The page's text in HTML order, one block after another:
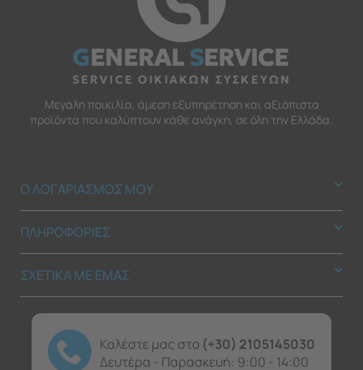
GENERALSERVICE
SERVICE ΟΙΚΙΑΚΩΝ ΣΥΣΚΕΥΩΝ
Μεγάλη ποικιλία, άμεση εξυπηρέτηση και αξιόπιστα
προϊόντα που καλύπτουν κάθε ανάγκη, σε όλη την Ελλάδα.
Ο ΛΟΓΑΡΙΑΣΜΟΣ ΜΟΥ
ΠΛΗΡΟΦΟΡΙΕΣ
ΣΧΕΤΙΚΑ ΜΕ ΕΜΑΣ
Καλέστε μας στο (+30) 2105145030
Δευτέρα - Παρασκευή: 9:00 - 14:00